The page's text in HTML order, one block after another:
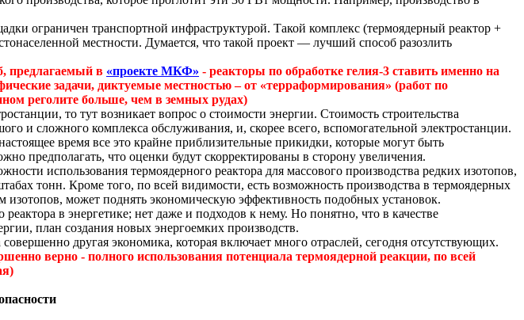
ограничен транспортной инфраструктурой. Такой комплекс (термоядерный реактор +
местности. Думается, что такой проект — лучший способ разозлить
предлагаемый в «проекте МКФ» - реакторы по обработке гелия-3 ставить именно на
задачи, диктуемые местностью – от «терраформирования» (работ по
реголите больше, чем в земных рудах)
то тут возникает вопрос о стоимости энергии. Стоимость строительства
и сложного комплекса обслуживания, и, скорее всего, вспомогательной электростанции.
время все это крайне приблизительные прикидки, которые могут быть
предполагать, что оценки будут скорректированы в сторону увеличения.
использования термоядерного реактора для массового производства редких изотопов,
тонн. Кроме того, по всей видимости, есть возможность производства в термоядерных
изотопов, может поднять экономическую эффективность подобных установок.
в энергетике; нет даже и подходов к нему. Но понятно, что в качестве
план создания новых энергоемких производств.
другая экономика, которая включает много отраслей, сегодня отсутствующих.
верно - полного использования потенциала термоядерной реакции, по всей